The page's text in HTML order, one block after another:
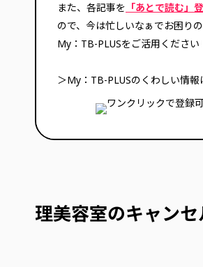
また、各記事を 「あとで読む」
ので、今は忙しいなぁでお困りの
My：TB-PLUSをご活用ください
＞My：TB-PLUSのくわしい情報
理美容室のキャン